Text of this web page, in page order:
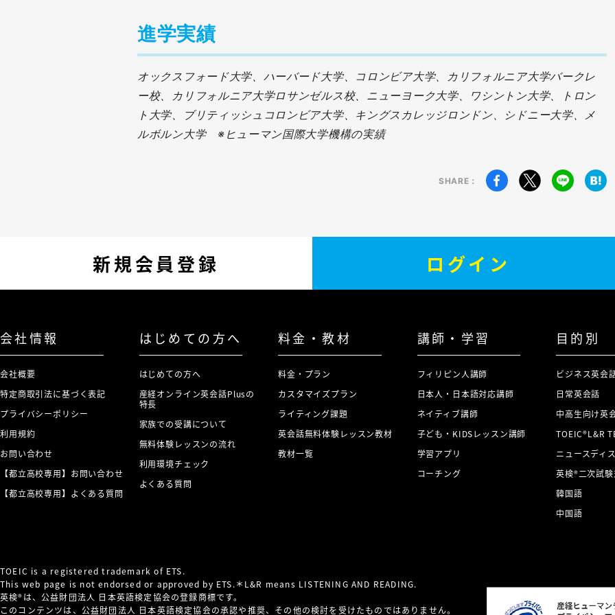
進学実績
オックスフォード大学、ハーバード大学、コロンビア大学、カリフォルニア大学バークレ
ー校、カリフォルニア大学ロサンゼルス校、ニューヨーク大学、ワシントン大学、トロン
ト大学、ブリティッシュコロンビア大学、キングスカレッジロンドン、シドニー大学、メ
ルボルン大学 ※ヒューマン国際大学機構の実績
SHARE：
新規会員登録 ログイン
会社情報
会社概要
特定商取引法に基づく表記
プライバシーポリシー
利用規約
お問い合わせ
【都立高校専用】お問い合わせ
【都立高校専用】よくある質問
はじめての方へ
はじめての方へ
産経オンライン英会話Plusの
特長
家族での受講について
無料体験レッスンの流れ
利用環境チェック
よくある質問
料金・教材
料金・プラン
カスタマイズプラン
ライティング課題
英会話無料体験レッスン教材
教材一覧
講師・学習
フィリピン人講師
日本人・日本語対応講師
ネイティブ講師
子ども・KIDSレッスン講師
学習アプリ
コーチング
目的別
ビジネス英会
日常英会話
中高生向け英
TOEIC®L&R
ニュースディ
英検®二次試
韓国語
中国語
TOEIC is a registered trademark of ETS.
This web page is not endorsed or approved by ETS.＊L&R means LISTENING AND READING.
英検®は、公益財団法人 日本英語検定協会の登録商標です。
このコンテンツは、公益財団法人 日本英語検定協会の承認や推奨、その他の検討を受けたものではありません。